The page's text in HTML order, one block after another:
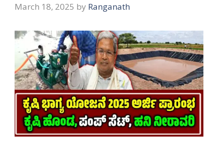
March 18, 2025 by Ranganath